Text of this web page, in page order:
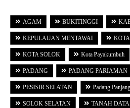
AGAM BUKITINGGI
KEPULAUAN MENTAWAI
KOTA SOLOK Kota Payakumbuh
PADANG PADANG PARIAMAN
PESISIR SELATAN Padang Panjang
SOLOK SELATAN TANAH